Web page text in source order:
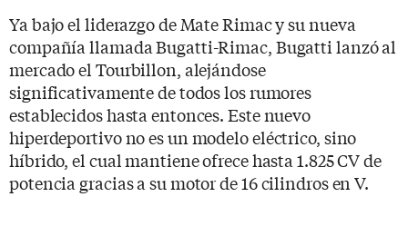
Ya bajo el liderazgo de Mate Rimac y su nueva
compañía llamada Bugatti-Rimac, Bugatti lanzó al
mercado el Tourbillon, alejándose
significativamente de todos los rumores
establecidos hasta entonces. Este nuevo
hiperdeportivo no es un modelo eléctrico, sino
híbrido, el cual mantiene ofrece hasta 1.825 CV de
potencia gracias a su motor de 16 cilindros en V.